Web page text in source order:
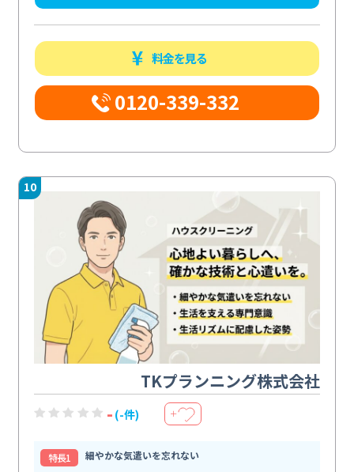
料金を見る
0120-339-332
10
TKプランニング株式会社
- (-件) ＋
特⻑1
細やかな気遣いを忘れない